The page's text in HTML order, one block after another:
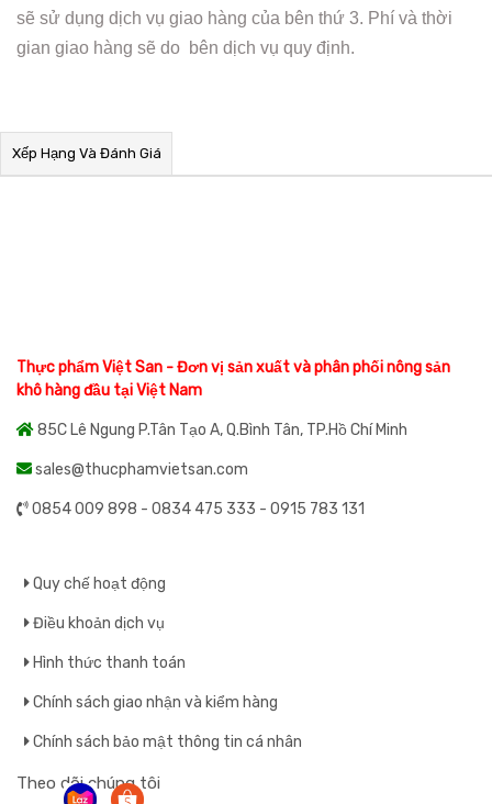
sẽ sử dụng dịch vụ giao hàng của bên thứ 3. Phí và thời
gian giao hàng sẽ do bên dịch vụ quy định.
Xếp Hạng Và Đánh Giá
Thực phẩm Việt San - Đơn vị sản xuất và phân phối nông sản
khô hàng đầu tại Việt Nam
85C Lê Ngung P.Tân Tạo A, Q.Bình Tân, TP.Hồ Chí Minh
sales@thucphamvietsan.com
0854 009 898 - 0834 475 333 - 0915 783 131
Quy chế hoạt động
Điều khoản dịch vụ
Hình thức thanh toán
Chính sách giao nhận và kiểm hàng
Chính sách bảo mật thông tin cá nhân
Theo dõi chúng tôi